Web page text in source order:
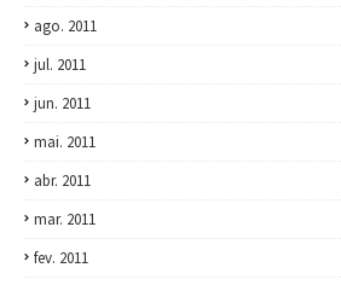
ago. 2011
jul. 2011
jun. 2011
mai. 2011
abr. 2011
mar. 2011
fev. 2011